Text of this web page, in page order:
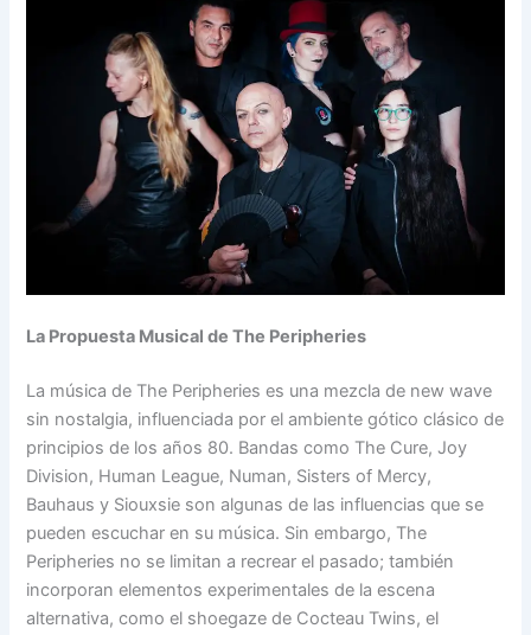
La Propuesta Musical de The Peripheries
La música de The Peripheries es una mezcla de new wave
sin nostalgia, influenciada por el ambiente gótico clásico de
principios de los años 80. Bandas como The Cure, Joy
Division, Human League, Numan, Sisters of Mercy,
Bauhaus y Siouxsie son algunas de las influencias que se
pueden escuchar en su música. Sin embargo, The
Peripheries no se limitan a recrear el pasado; también
incorporan elementos experimentales de la escena
alternativa, como el shoegaze de Cocteau Twins, el